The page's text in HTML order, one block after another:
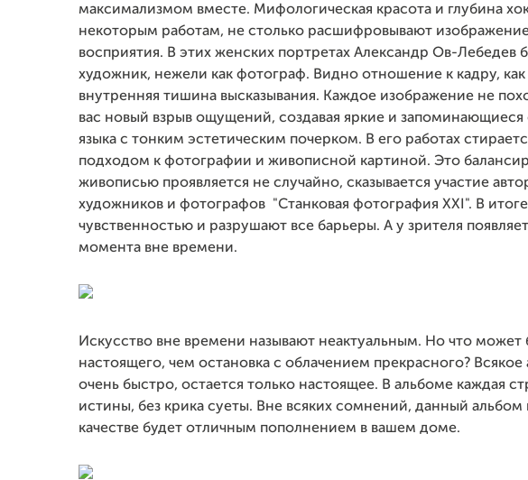
максимализмом вместе. Мифологическая красота и глубина
некоторым работам, не столько расшифровывают
восприятия. В этих женских портретах Александр Ов-Лебедев
художник, нежели как фотограф. Видно отношение к кадру,
внутренняя тишина высказывания. Каждое изображение не
вас новый взрыв ощущений, создавая яркие и запоминающиеся
языка с тонким эстетическим почерком. В его работах
подходом к фотографии и живописной картиной. Это
живописью проявляется не случайно, сказывается участие
художников и фотографов "Станковая фотография XXI". В
чувственностью и разрушают все барьеры. А у зрителя
момента вне времени.
Искусство вне времени называют неактуальным. Но что
настоящего, чем остановка с облачением прекрасного? Всякое
очень быстро, остается только настоящее. В альбоме каждая
истины, без крика суеты. Вне всяких сомнений, данный
качестве будет отличным пополнением в вашем доме.